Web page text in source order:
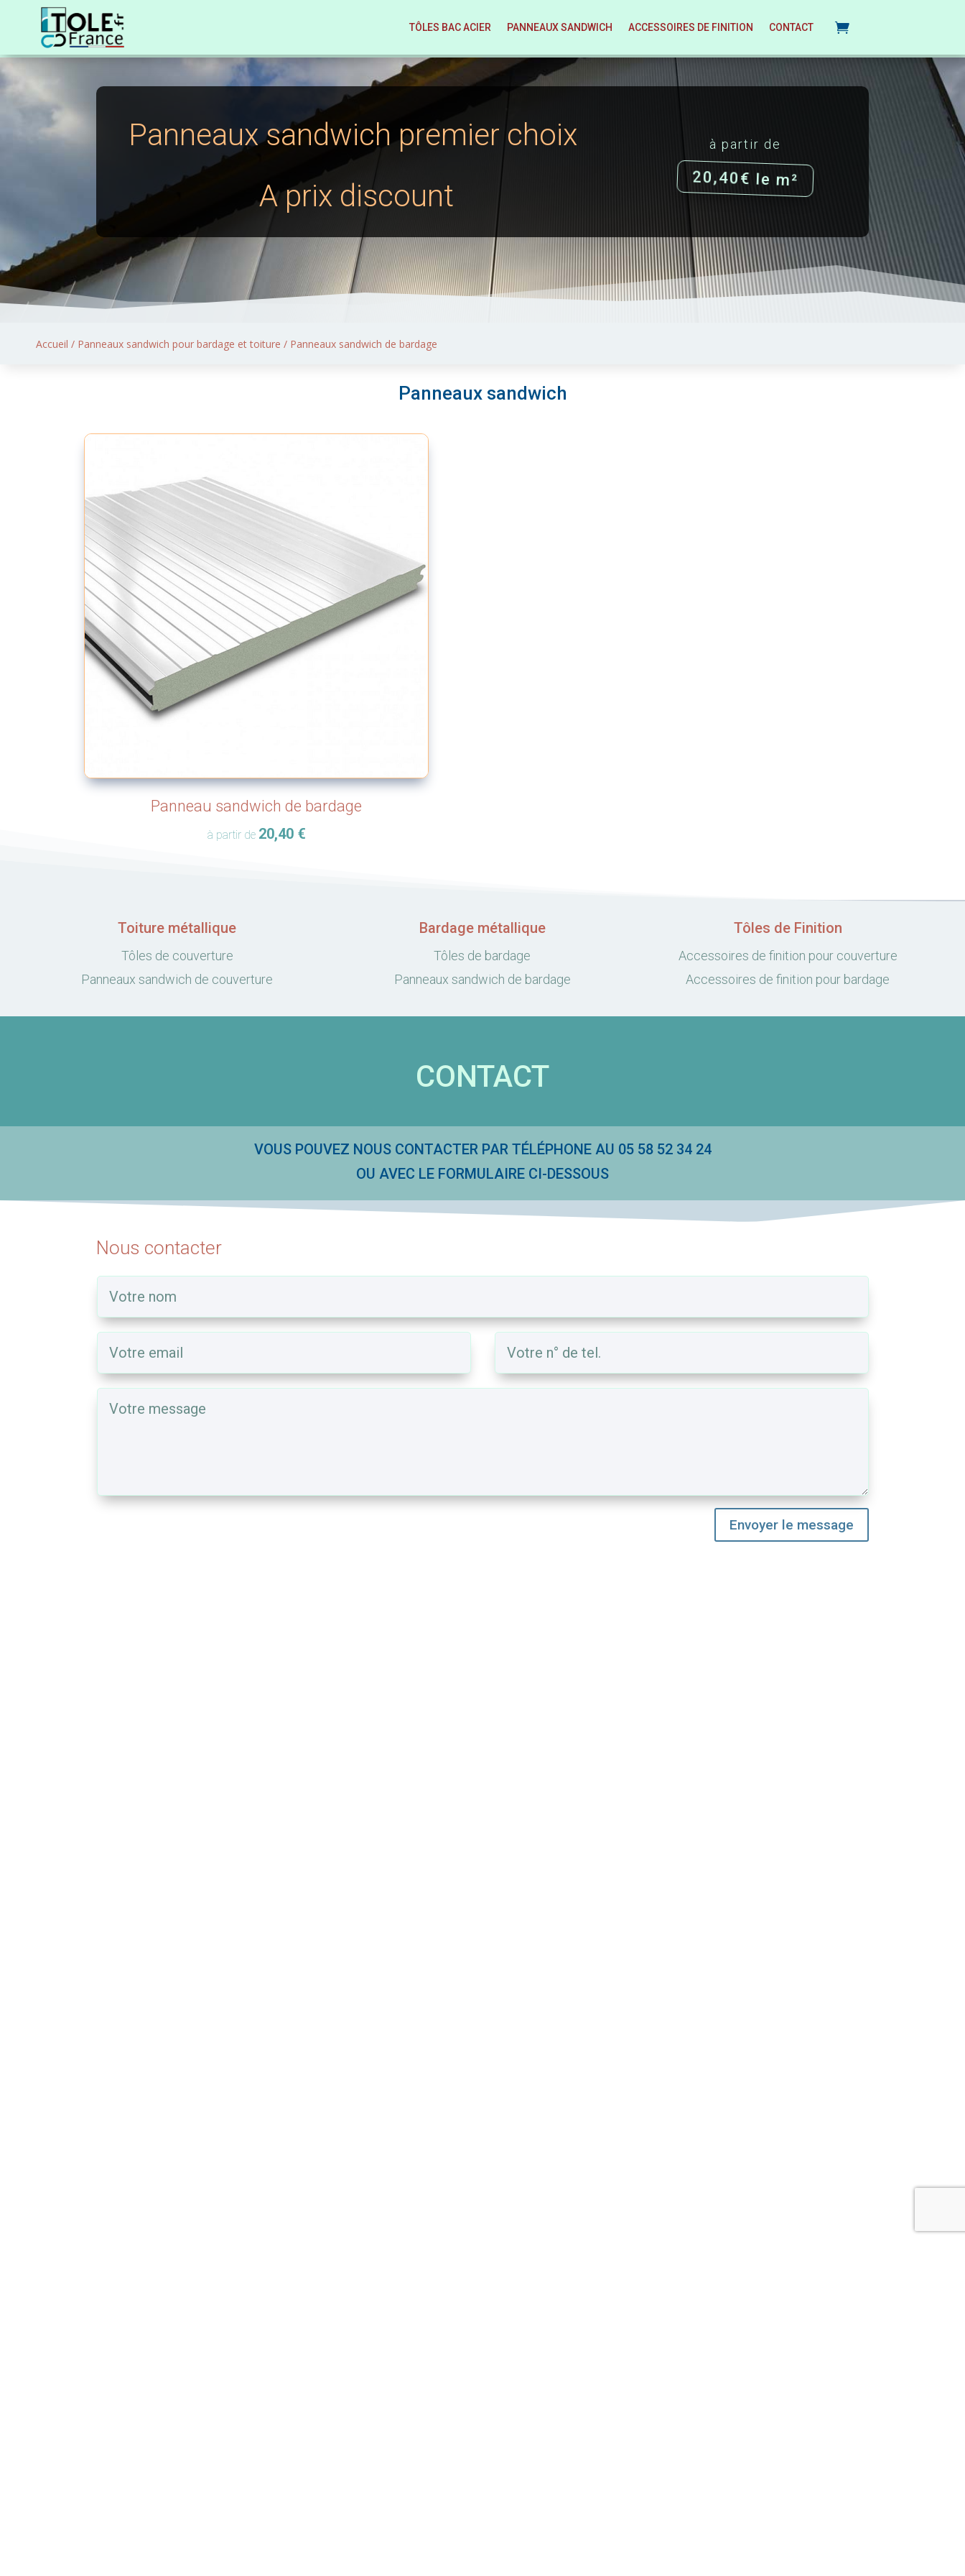
TÔLES BAC ACIER PANNEAUX SANDWICH ACCESSOIRES DE FINITION CONTACT
Panneaux sandwich premier choix
A prix discount
à partir de
20,40€ le m²
Accueil / Panneaux sandwich pour bardage et toiture / Panneaux sandwich de bardage
Panneaux sandwich
Panneau sandwich de bardage
à partir de 20,40 €
Toiture métallique
Tôles de couverture
Panneaux sandwich de couverture
Bardage métallique
Tôles de bardage
Panneaux sandwich de bardage
Tôles de Finition
Accessoires de finition pour couverture
Accessoires de finition pour bardage
CONTACT
VOUS POUVEZ NOUS CONTACTER PAR TÉLÉPHONE AU 05 58 52 34 24
OU AVEC LE FORMULAIRE CI-DESSOUS
Nous contacter
Envoyer le message